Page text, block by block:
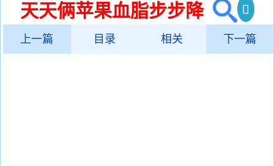
天天俩苹果血脂步步降
上一篇 目录 相关 下一篇